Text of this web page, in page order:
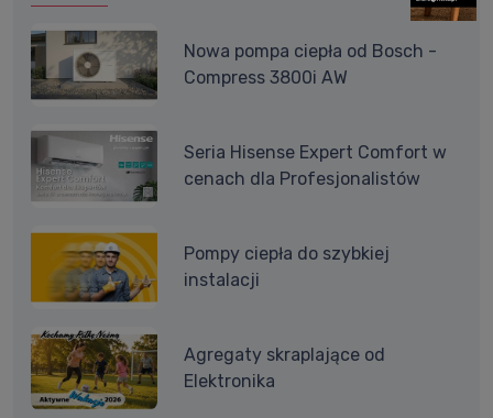
Nowa pompa ciepła od Bosch -
Compress 3800i AW
Seria Hisense Expert Comfort w
cenach dla Profesjonalistów
Pompy ciepła do szybkiej
instalacji
Agregaty skraplające od
Elektronika